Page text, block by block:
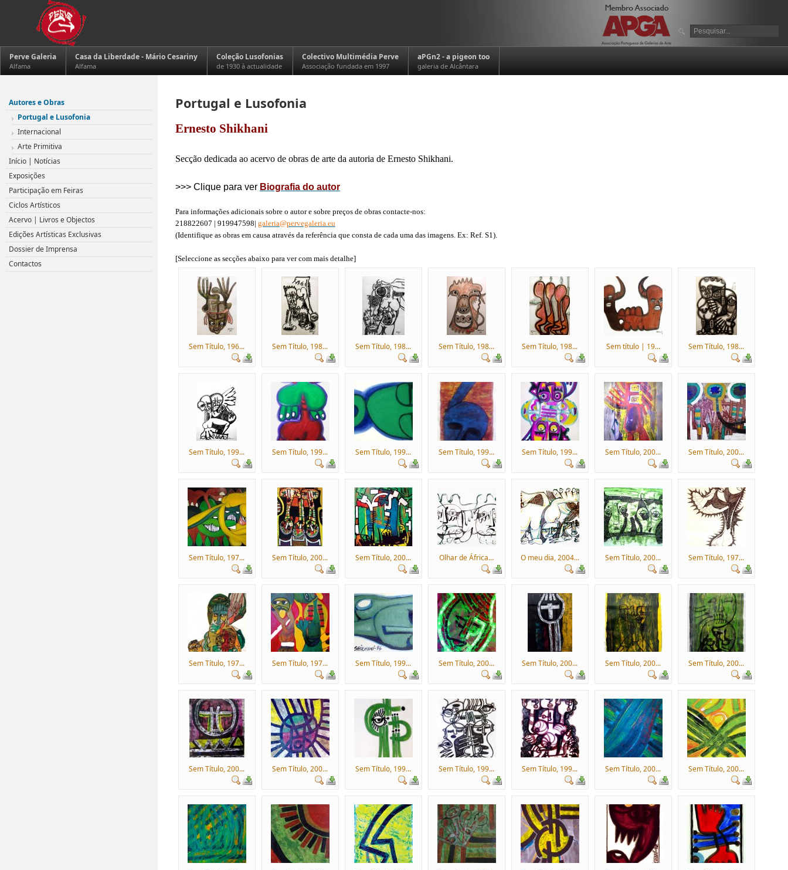
Perve Galeria
Alfama
Casa da Liberdade - Mário Cesariny
Alfama
Coleção Lusofonias
de 1930 à actualidade
Colectivo Multimédia Perve
Associação fundada em 1997
aPGn2 - a pigeon too
galeria de Alcântara
Portugal e Lusofonia
Ernesto Shikhani
Secção dedicada ao acervo de obras de arte da autoria de Ernesto Shikhani.
>>> Clique para ver Biografia do autor
Para informações adicionais sobre o autor e sobre preços de obras contacte-nos:
218822607 | 919947598| galeria@pervegaleria.eu
(Identifique as obras em causa através da referência que consta de cada uma das imagens. Ex: Ref. S1).
[Seleccione as secções abaixo para ver com mais detalhe]
Sem Título, 196... Sem Título, 198... Sem Título, 198... Sem Título, 198... Sem Título, 198... Sem título | 19... Sem Título, 198...
Sem Título, 199... Sem Título, 199... Sem Título, 199... Sem Título, 199... Sem Título, 199... Sem Título, 200... Sem Título, 200...
Sem Título, 197... Sem Título, 200... Sem Título, 200... Olhar de África... O meu dia, 2004... Sem Título, 200... Sem Título, 197...
Sem Título, 197... Sem Título, 197... Sem Título, 199... Sem Título, 200... Sem Título, 200... Sem Título, 200... Sem Título, 200...
Sem Título, 200... Sem Título, 200... Sem Título, 199... Sem Título, 199... Sem Título, 199... Sem Título, 200... Sem Título, 200...
Autores e Obras
Portugal e Lusofonia
Internacional
Arte Primitiva
Início | Notícias
Exposições
Participação em Feiras
Ciclos Artísticos
Acervo | Livros e Objectos
Edições Artísticas Exclusivas
Dossier de Imprensa
Contactos